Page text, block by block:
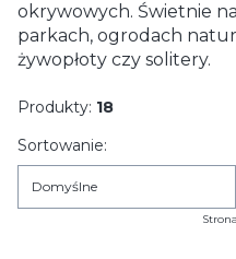
okrywowych. Świetnie
parkach, ogrodach
żywopłoty czy solitery.
Produkty: 18
Lista produktów
Sortowanie:
Domyślne
Strona